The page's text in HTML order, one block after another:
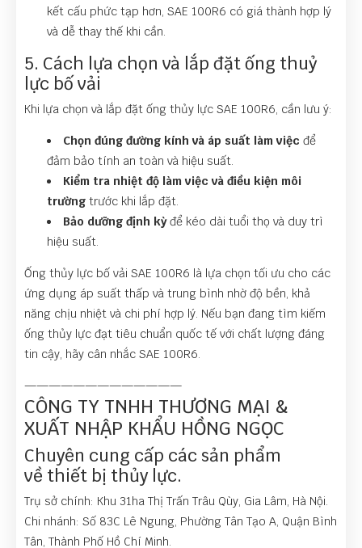
kết cấu phức tạp hơn, SAE 100R6 có giá thành hợp lý
và dễ thay thế khi cần.
5. Cách lựa chọn và lắp đặt ống thuỷ
lực bố vải
Khi lựa chọn và lắp đặt ống thủy lực SAE 100R6, cần lưu ý:
Chọn đúng đường kính và áp suất làm việc để
đảm bảo tính an toàn và hiệu suất.
Kiểm tra nhiệt độ làm việc và điều kiện môi
trường trước khi lắp đặt.
Bảo dưỡng định kỳđể kéo dài tuổi thọ và duy trì
hiệu suất.
Ống thủy lực bố vải SAE 100R6 là lựa chọn tối ưu cho các
ứng dụng áp suất thấp và trung bình nhờ độ bền, khả
năng chịu nhiệt và chi phí hợp lý. Nếu bạn đang tìm kiếm
ống thủy lực đạt tiêu chuẩn quốc tế với chất lượng đáng
tin cậy, hãy cân nhắc SAE 100R6.
—————————————
CÔNG TY TNHH THƯƠNG MẠI &
XUẤT NHẬP KHẨU HỒNG NGỌC
Chuyên cung cấp các sản phẩm
về thiết bị thủy lực.
Trụ sở chính: Khu 31ha Thị Trấn Trâu Qùy, Gia Lâm, Hà Nội.
Chi nhánh: Số 83C Lê Ngung, Phường Tân Tạo A, Quận Bình
Tân, Thành Phố Hồ Chí Minh.